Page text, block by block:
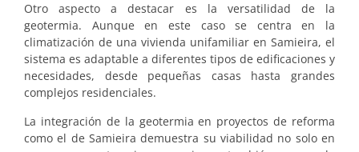
Otro aspecto a destacar es la versatilidad de la
geotermia. Aunque en este caso se centra en la
climatización de una vivienda unifamiliar en Samieira, el
sistema es adaptable a diferentes tipos de edificaciones y
necesidades, desde pequeñas casas hasta grandes
complejos residenciales.
La integración de la geotermia en proyectos de reforma
como el de Samieira demuestra su viabilidad no solo en